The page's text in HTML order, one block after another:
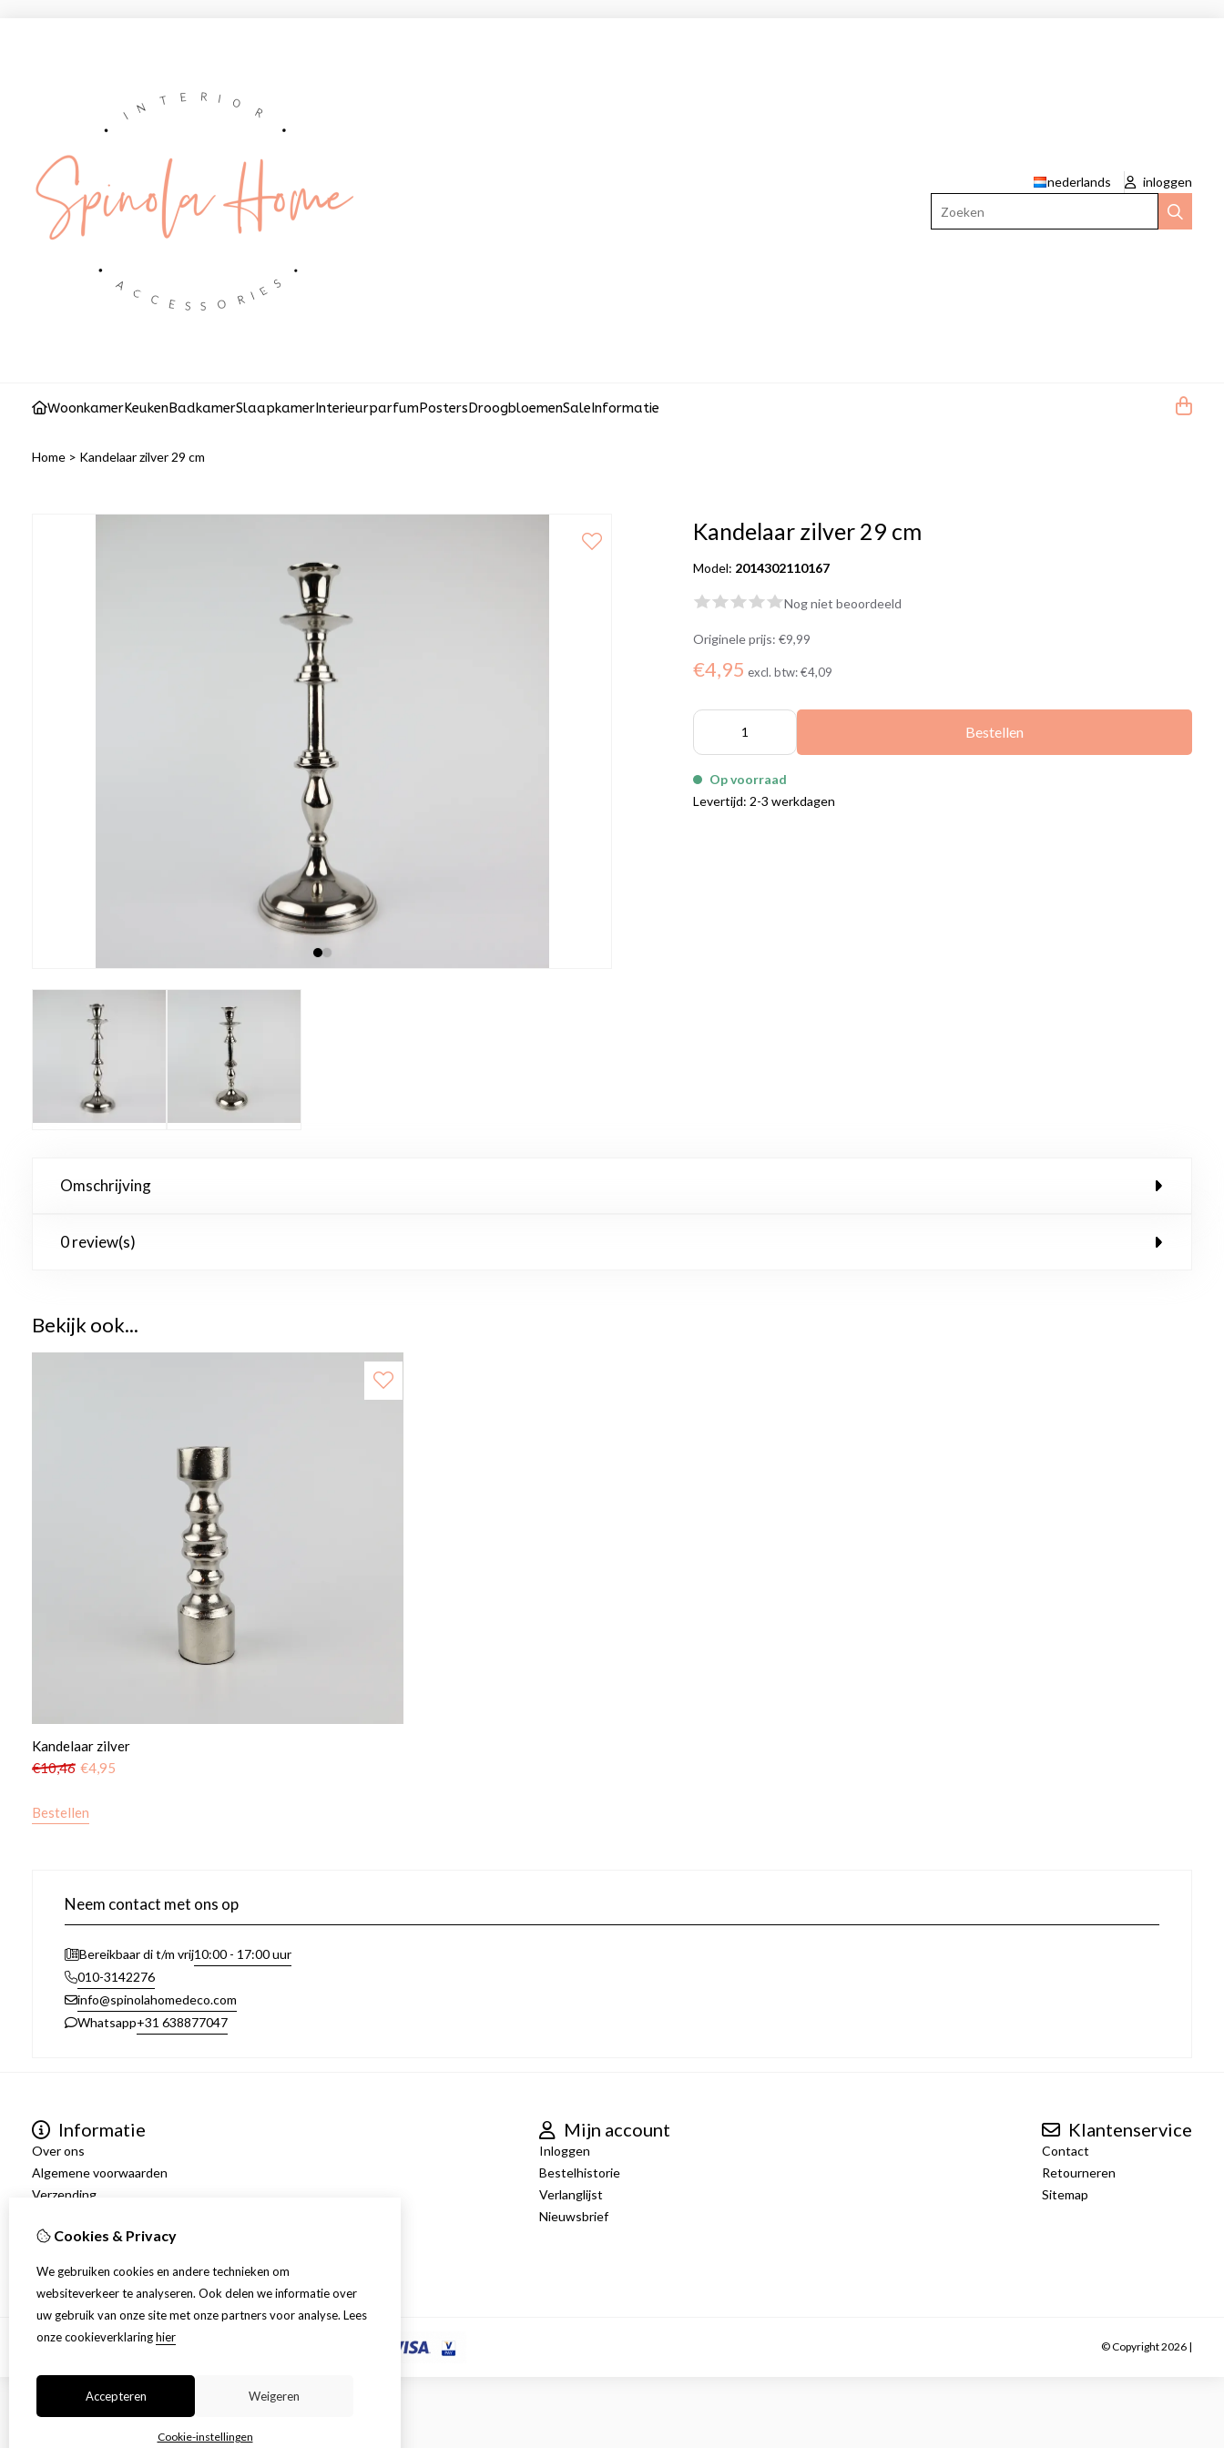
nederlands
inloggen
WoonkamerKeukenBadkamerSlaapkamerInterieurparfumPostersDroogbloemenSaleInformatie
Home > Kandelaar zilver 29 cm
Kandelaar zilver 29 cm
Model: 2014302110167
Nog niet beoordeeld
Originele prijs:€9,99
€4,95 excl. btw:€4,09
Bestellen
Op voorraad
Levertijd: 2-3 werkdagen
Omschrijving
0 review(s)
Bekijk ook...
Kandelaar zilver
€10,46 €4,95
Bestellen
Neem contact met ons op
Bereikbaar di t/m vrij10:00 - 17:00 uur
010-3142276
info@spinolahomedeco.com
Whatsapp+31 638877047
Informatie
Over ons
Algemene voorwaarden
Verzending
Privacy Policy
Mijn account
Inloggen
Bestelhistorie
Verlanglijst
Nieuwsbrief
Klantenservice
Contact
Retourneren
Sitemap
© Copyright 2026 |
Cookies & Privacy
We gebruiken cookies en andere technieken om
websiteverkeer te analyseren. Ook delen we informatie over
uw gebruik van onze site met onze partners voor analyse. Lees
onze cookieverklaringhier
Accepteren Weigeren
Cookie-instellingen